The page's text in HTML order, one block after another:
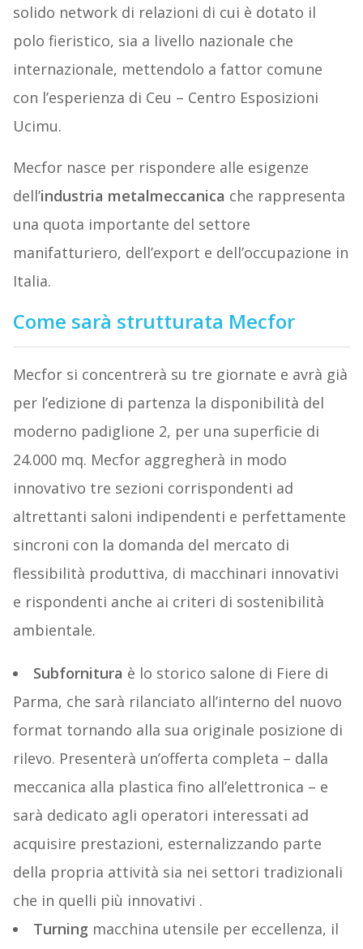
solido network di relazioni di cui è dotato il
polo fieristico, sia a livello nazionale che
internazionale, mettendolo a fattor comune
con l’esperienza di Ceu – Centro Esposizioni
Ucimu.
Mecfor nasce per rispondere alle esigenze
dell’industria metalmeccanica che rappresenta
una quota importante del settore
manifatturiero, dell’export e dell’occupazione in
Italia.
Come sarà strutturata Mecfor
Mecfor si concentrerà su tre giornate e avrà già
per l’edizione di partenza la disponibilità del
moderno padiglione 2, per una superficie di
24.000 mq. Mecfor aggregherà in modo
innovativo tre sezioni corrispondenti ad
altrettanti saloni indipendenti e perfettamente
sincroni con la domanda del mercato di
flessibilità produttiva, di macchinari innovativi
e rispondenti anche ai criteri di sostenibilità
ambientale.
Subfornitura è lo storico salone di Fiere di
Parma, che sarà rilanciato all’interno del nuovo
format tornando alla sua originale posizione di
rilevo. Presenterà un’offerta completa – dalla
meccanica alla plastica fino all’elettronica – e
sarà dedicato agli operatori interessati ad
acquisire prestazioni, esternalizzando parte
della propria attività sia nei settori tradizionali
che in quelli più innovativi .
Turning macchina utensile per eccellenza, il